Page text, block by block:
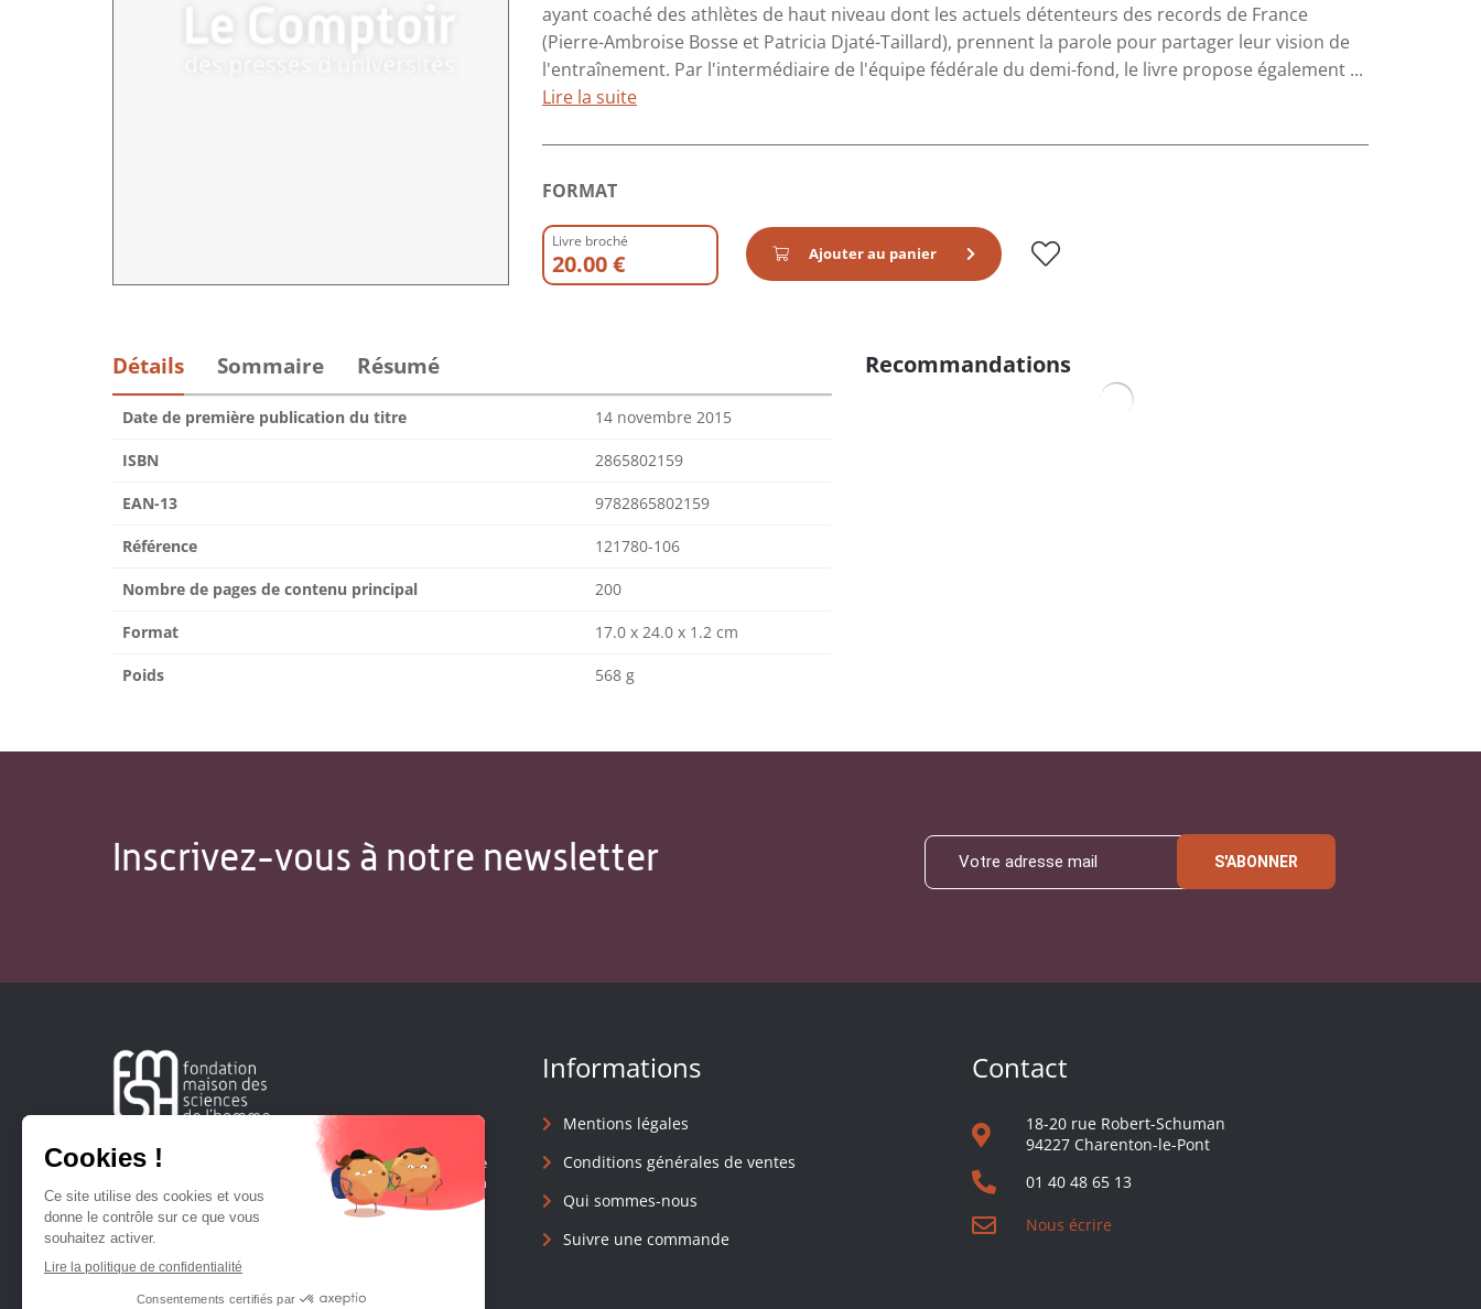
ayant coaché des athlètes de haut niveau dont les actuels détenteurs des records de France
(Pierre-Ambroise Bosse et Patricia Djaté-Taillard), prennent la parole pour partager leur vision de
l'entraînement. Par l'intermédiaire de l'équipe fédérale du demi-fond, le livre propose également ...
Lire la suite
FORMAT
Livre broché
20.00 € Ajouter au panier
Détails Sommaire Résumé
Date de première publication du titre 14 novembre 2015
ISBN 2865802159
EAN-13 9782865802159
Référence 121780-106
Nombre de pages de contenu principal 200
Format 17.0 x 24.0 x 1.2 cm
Poids 568 g
Recommandations
Inscrivez-vous à notre newsletter S'ABONNER
Créée en 1963, la Fondation Maison Sciences de l'Homme
soutient la recherche et la diffusion des connaissances en
sciences humaines et sociales.
Informations
Mentions légales
Conditions générales de ventes
Qui sommes-nous
Suivre une commande
Contact
18-20 rue Robert-Schuman
94227 Charenton-le-Pont
01 40 48 65 13
Nous écrire